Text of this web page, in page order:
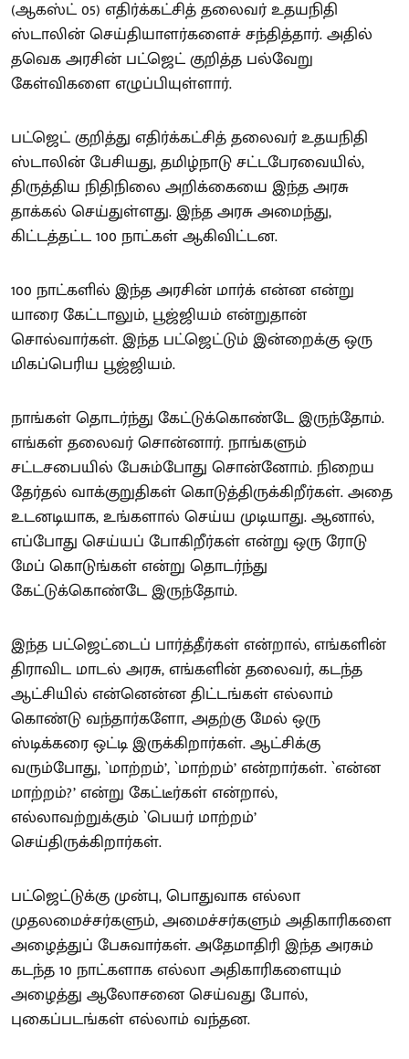
(ஆகஸ்ட் 05) எதிர்க்கட்சித் தலைவர் உதயநிதி
ஸ்டாலின் செய்தியாளர்களைச் சந்தித்தார். அதில்
தவெக அரசின் பட்ஜெட் குறித்த பல்வேறு
கேள்விகளை எழுப்பியுள்ளார்.
பட்ஜெட் குறித்து எதிர்க்கட்சித் தலைவர் உதயநிதி
ஸ்டாலின் பேசியது, தமிழ்நாடு சட்டபேரவையில்,
திருத்திய நிதிநிலை அறிக்கையை இந்த அரசு
தாக்கல் செய்துள்ளது. இந்த அரசு அமைந்து,
கிட்டத்தட்ட 100 நாட்கள் ஆகிவிட்டன.
100 நாட்களில் இந்த அரசின் மார்க் என்ன என்று
யாரை கேட்டாலும், பூஜ்ஜியம் என்றுதான்
சொல்வார்கள். இந்த பட்ஜெட்டும் இன்றைக்கு ஒரு
மிகப்பெரிய பூஜ்ஜியம்.
நாங்கள் தொடர்ந்து கேட்டுக்கொண்டே இருந்தோம்.
எங்கள் தலைவர் சொன்னார். நாங்களும்
சட்டசபையில் பேசும்போது சொன்னோம். நிறைய
தேர்தல் வாக்குறுதிகள் கொடுத்திருக்கிறீர்கள். அதை
உடனடியாக, உங்களால் செய்ய முடியாது. ஆனால்,
எப்போது செய்யப் போகிறீர்கள் என்று ஒரு ரோடு
மேப் கொடுங்கள் என்று தொடர்ந்து
கேட்டுக்கொண்டே இருந்தோம்.
இந்த பட்ஜெட்டைப் பார்த்தீர்கள் என்றால், எங்களின்
திராவிட மாடல் அரசு, எங்களின் தலைவர், கடந்த
ஆட்சியில் என்னென்ன திட்டங்கள் எல்லாம்
கொண்டு வந்தார்களோ, அதற்கு மேல் ஒரு
ஸ்டிக்கரை ஒட்டி இருக்கிறார்கள். ஆட்சிக்கு
வரும்போது, `மாற்றம்’, `மாற்றம்’ என்றார்கள். `என்ன
மாற்றம்?’ என்று கேட்டீர்கள் என்றால்,
எல்லாவற்றுக்கும் `பெயர் மாற்றம்’
செய்திருக்கிறார்கள்.
பட்ஜெட்டுக்கு முன்பு, பொதுவாக எல்லா
முதலமைச்சர்களும், அமைச்சர்களும் அதிகாரிகளை
அழைத்துப் பேசுவார்கள். அதேமாதிரி இந்த அரசும்
கடந்த 10 நாட்களாக எல்லா அதிகாரிகளையும்
அழைத்து ஆலோசனை செய்வது போல்,
புகைப்படங்கள் எல்லாம் வந்தன.